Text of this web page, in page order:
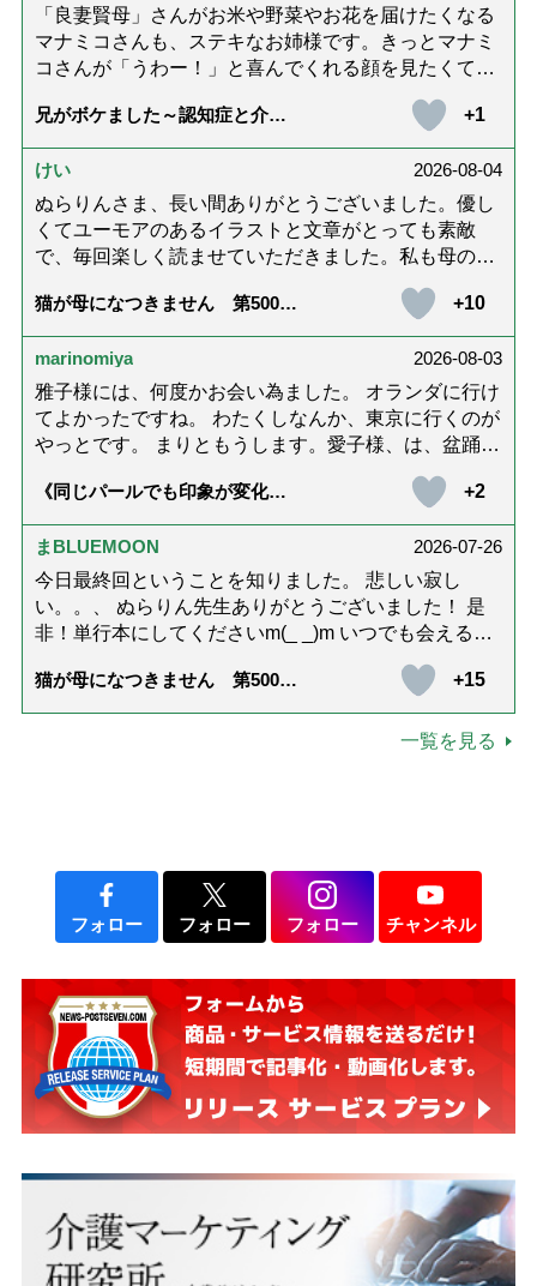
報告を心待ちにしています。さびちゃん・隊長と､健
やかにお過ごしくださいね。ご多幸をお祈りしていま
す☆*゜
「良妻賢母」さんがお米や野菜やお花を届けたくなる
マナミコさんも、ステキなお姉様です。きっとマナミ
コさんが「うわー！」と喜んでくれる顔を見たくて、
す。 お二人とも良いお友達ですね。
兄がボケました～認知症と介護
が届きました」
+1
けい
2026-08-04
ぬらりんさま、長い間ありがとうございました。優し
くてユーモアのあるイラストと文章がとっても素敵
で、毎回楽しく読ませていただきました。私も母の介
がないのが寂しくてたまりませんが、いろんなエピソ
ード思い出したりしながら頑張っていこうと思いま
す。不定期でもいいので、また会えますように。書籍
化も希望です！本当にありがとうございました。
猫が母になつきません 第500話
+10
marinomiya
2026-08-03
雅子様には、何度かお会い為ました。 オランダに行け
てよかったですね。 わたくしなんか、東京に行くのが
やっとです。 まりともうします。愛子様、は、盆踊り
《同じパールでも印象が変化》
ネックレス」上品＆涼しげに見
せる4つの法則
+2
まBLUEMOON
2026-07-26
今日最終回ということを知りました。 悲しい寂し
い。。、 ぬらりん先生ありがとうございました！ 是
非！単行本にしてくださいm(_ _)m いつでも会える様
猫が母になつきません 第500話
+15
一覧を見る
フォロー フォロー フォロー チャンネル